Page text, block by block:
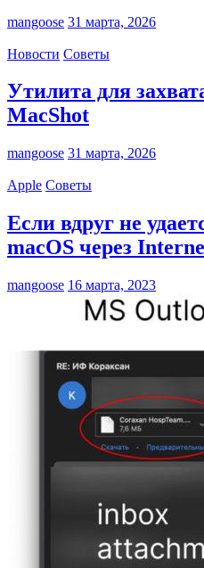
mangoose 31 марта, 2026
Новости Советы
Утилита для
MacShot
mangoose 31 марта, 2026
Apple Советы
Если вдруг не
macOS через
mangoose 16 марта, 2023